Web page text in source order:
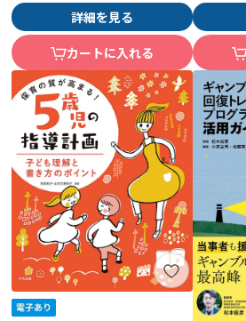
詳細を見る
カートに入れる